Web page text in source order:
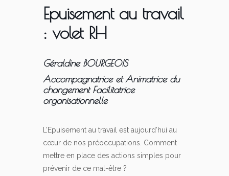
Epuisement au travail
: volet RH
Géraldine BOURGEOIS
Accompagnatrice et Animatrice du
changement Facilitatrice
organisationnelle
L’Epuisement au travail est aujourd’hui au
cœur de nos préoccupations. Comment
mettre en place des actions simples pour
prévenir de ce mal-être ?